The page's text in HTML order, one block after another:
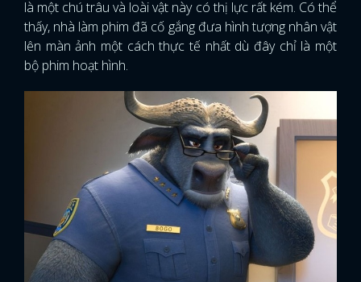
là một chú trâu và loài vật này có thị lực rất kém. Có thể
thấy, nhà làm phim đã cố gắng đưa hình tượng nhân vật
lên màn ảnh một cách thực tế nhất dù đây chỉ là một
bộ phim hoạt hình.